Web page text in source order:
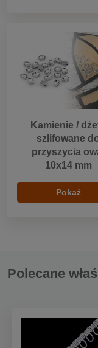
Kamienie /
szlifowane
przyszycia
10x14 mm
Pokaż
Polecane